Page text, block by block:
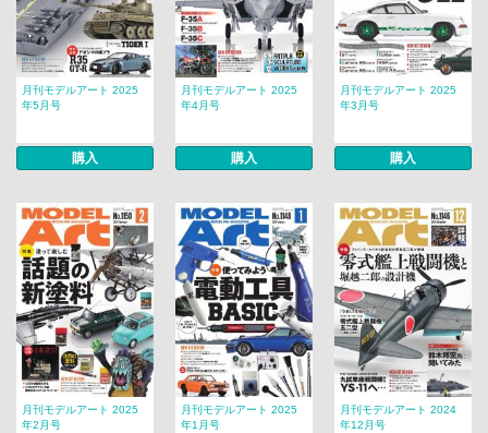
月刊モデルアート 2025
年5月号
購入
月刊モデルアート 2025
年4月号
購入
月刊モデルアート 2025
年3月号
購入
月刊モデルアート 2025
年2月号
月刊モデルアート 2025
年1月号
月刊モデルアート 2024
年12月号